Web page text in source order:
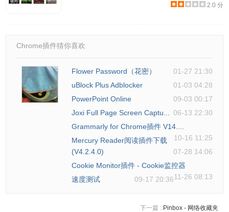
2.0 分
Chrome插件猜你喜欢
Flower Password（花密）
01-27 21:30
uBlock Plus Adblocker
01-03 04:28
PowerPoint Online
09-03 00:17
Joxi Full Page Screen Captu...
06-13 22:30
Grammarly for Chrome插件 V14....
10-16 11:25
Mercury Reader阅读插件下载
(V4.2.4.0)
07-28 14:06
Cookie Monitor插件 - Cookie监控器
11-26 08:13
速度测试 09-17 20:36
下一篇 : Pinbox - 网络收藏夹